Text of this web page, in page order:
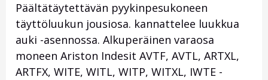
Päältätäytettävän pyykinpesukoneen
täyttöluukun jousiosa. kannattelee luukkua
auki -asennossa. Alkuperäinen varaosa
moneen Ariston Indesit AVTF, AVTL, ARTXL,
ARTFX, WITE, WITL, WITP, WITXL, IWTE -